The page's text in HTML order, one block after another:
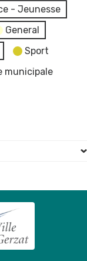
- Jeunesse
General
Sport
municipale